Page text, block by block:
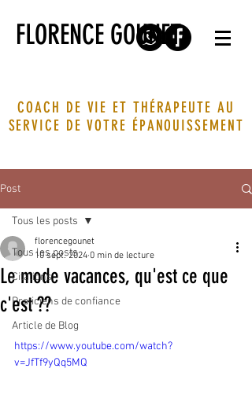
FLORENCE GOUNET
COACH DE VIE ET THÉRAPEUTE AU
SERVICE DE VOTRE ÉPANOUISSEMENT
Post
Tous les posts
Citations
Praticiens de confiance
Article de Blog
Tous les posts
Le mode vacances, qu'est ce que
c'est ??
florencegounet
10 sept. 2024 0 min de lecture
https://www.youtube.com/watch?
v=JfTf9yQq5MQ